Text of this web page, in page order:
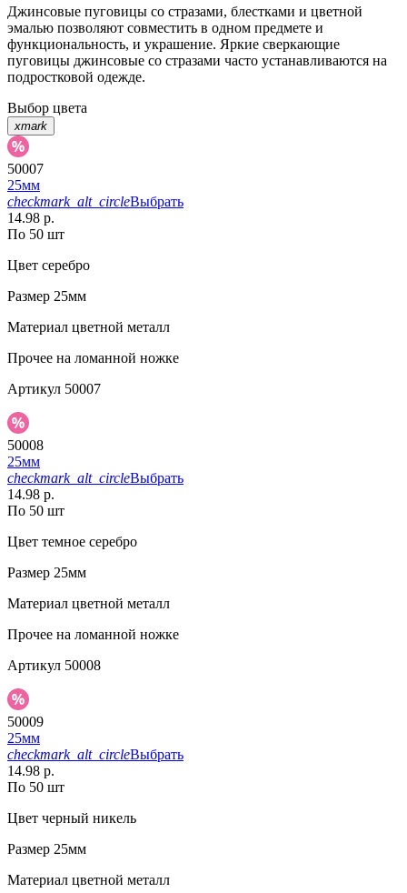
Джинсовые пуговицы со стразами, блестками и цветной
эмалью позволяют совместить в одном предмете и
функциональность, и украшение. Яркие сверкающие
пуговицы джинсовые со стразами часто устанавливаются на
подростковой одежде.
Выбор цвета
xmark
50007
25мм
checkmark_alt_circleВыбрать
14.98 р.
По 50 шт
Цвет серебро
Размер 25мм
Материал цветной металл
Прочее на ломанной ножке
Артикул 50007
50008
25мм
checkmark_alt_circleВыбрать
14.98 р.
По 50 шт
Цвет темное серебро
Размер 25мм
Материал цветной металл
Прочее на ломанной ножке
Артикул 50008
50009
25мм
checkmark_alt_circleВыбрать
14.98 р.
По 50 шт
Цвет черный никель
Размер 25мм
Материал цветной металл